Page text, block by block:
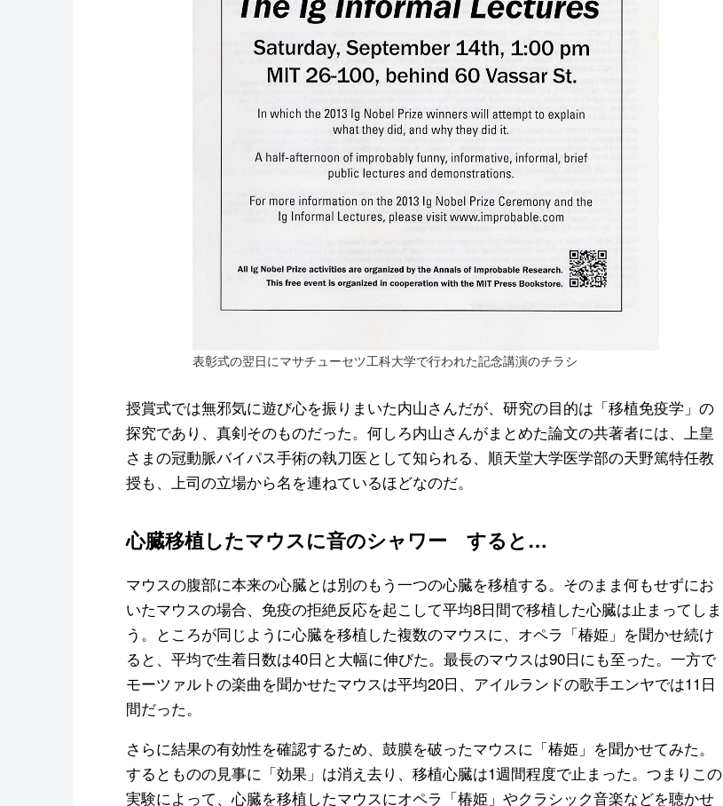
表彰式の翌日にマサチューセツ工科大学で行われた記念講演のチラシ
授賞式では無邪気に遊び心を振りまいた内山さんだが、研究の目的は「移植免疫学」の
探究であり、真剣そのものだった。何しろ内山さんがまとめた論文の共著者には、上皇
さまの冠動脈バイパス手術の執刀医として知られる、順天堂大学医学部の天野篤特任教
授も、上司の立場から名を連ねているほどなのだ。
心臓移植したマウスに音のシャワー すると…
マウスの腹部に本来の心臓とは別のもう一つの心臓を移植する。そのまま何もせずにお
いたマウスの場合、免疫の拒絶反応を起こして平均8日間で移植した心臓は止まってしま
う。ところが同じように心臓を移植した複数のマウスに、オペラ「椿姫」を聞かせ続け
ると、平均で生着日数は40日と大幅に伸びた。最長のマウスは90日にも至った。一方で
モーツァルトの楽曲を聞かせたマウスは平均20日、アイルランドの歌手エンヤでは11日
間だった。
さらに結果の有効性を確認するため、鼓膜を破ったマウスに「椿姫」を聞かせてみた。
するとものの見事に「効果」は消え去り、移植心臓は1週間程度で止まった。つまりこの
実験によって、心臓を移植したマウスにオペラ「椿姫」やクラシック音楽などを聴かせ